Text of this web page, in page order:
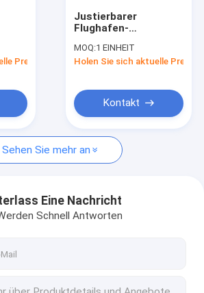
Zitat
Bus
Passagier-Treppe
Preis
Justierbarer
Flughafen-
Sitzer-14,
kohlenstoffarmer
MOQ:1 EINHEIT
Holen Sie sich aktuelle Preis
Kontakt
Sehen Sie mehr an
Eine Nachricht
Schnell Antworten